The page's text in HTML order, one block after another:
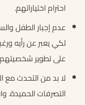
احترام اختياراتهم.
عدم إجبار الطفل
لكي يعبر عن رأيه
على تطوير
لا بد من التحدث مع
التصرفات الحميدة.